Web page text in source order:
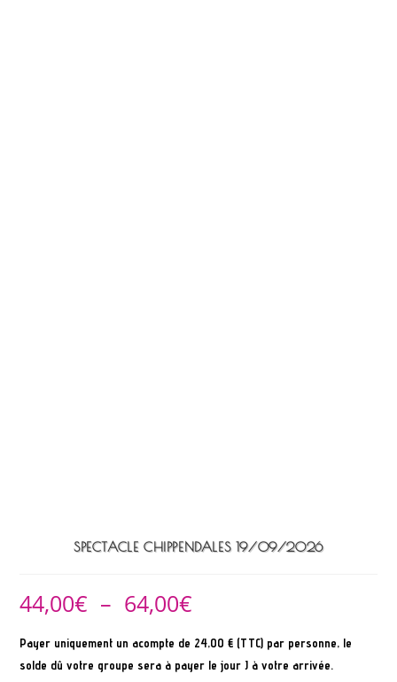
SPECTACLE CHIPPENDALES 19/09/2026
44,00€ – 64,00€
Payer uniquement un acompte de 24,00 € (TTC) par personne, le
solde dû votre groupe sera à payer le jour J à votre arrivée.